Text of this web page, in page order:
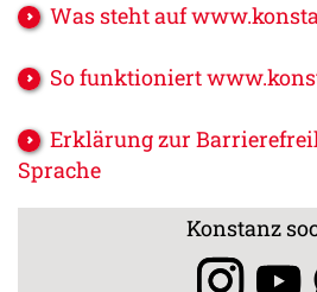
Was steht auf
So funktioniert
Erklärung zur
Sprache
Konstanz